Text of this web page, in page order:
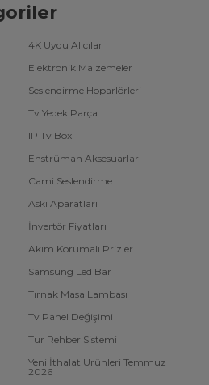
4K Uydu Alıcılar
Elektronik Malzemeler
Seslendirme Hoparlörleri
Tv Yedek Parça
IP Tv Box
Enstrüman Aksesuarları
Cami Seslendirme
Askı Aparatları
İnvertör Fiyatları
Akım Korumalı Prizler
Samsung Led Bar
Tırnak Masa Lambası
Tv Panel Değişimi
Tur Rehber Sistemi
Yeni İthalat Ürünleri Temmuz
2026